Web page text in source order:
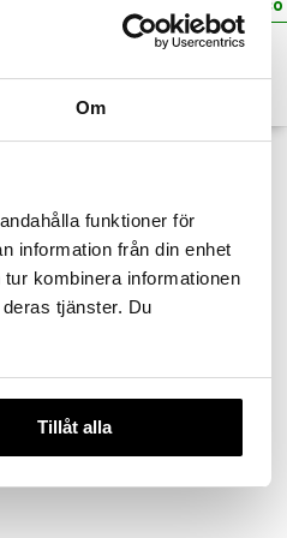
Om
funktioner för
information från din enhet
kombinera informationen
tjänster. Du
Tillåt alla
45 kr.
eco